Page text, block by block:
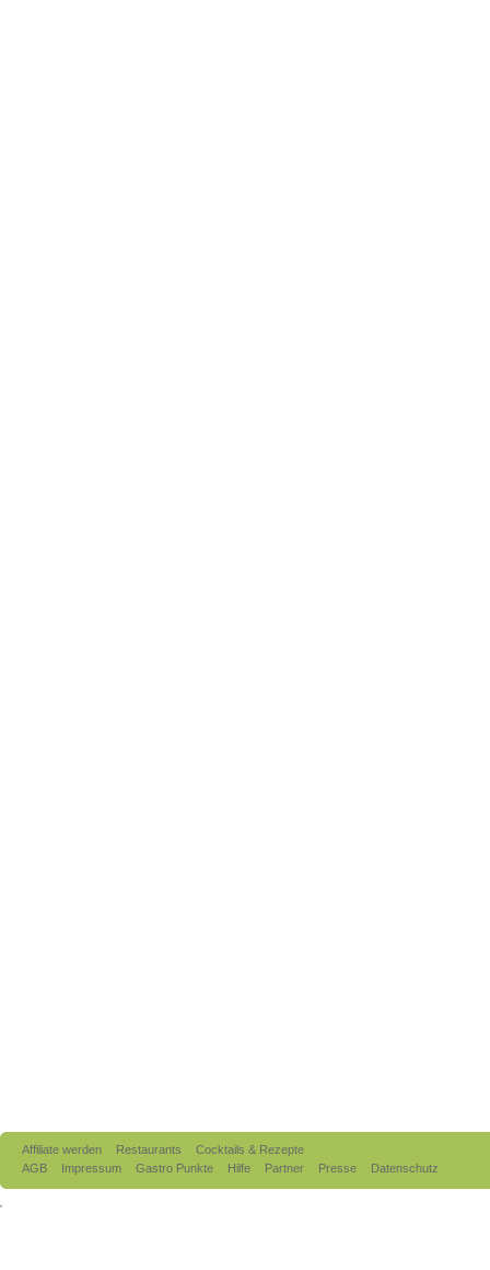
Affiliate werden Restaurants
Cocktails & Rezepte
AGB
Impressum Gastro Punkte Hilfe Partner Presse Datenschutz